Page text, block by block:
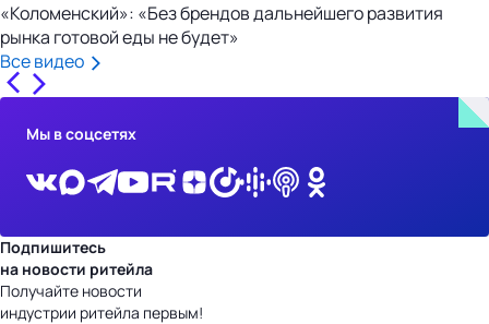
«Коломенский»: «Без брендов дальнейшего развития
рынка готовой еды не будет»
Все видео
Мы в соцсетях
Подпишитесь
на новости ритейла
Получайте новости
индустрии ритейла первым!